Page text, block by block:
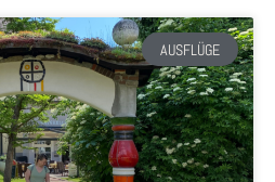
AUSFLÜGE